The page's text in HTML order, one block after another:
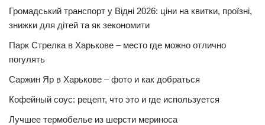
Громадський транспорт у Відні 2026: ціни на квитки, проїзні,
знижки для дітей та як зекономити
Парк Стрелка в Харькове – место где можно отлично
погулять
Саржин Яр в Харькове – фото и как добраться
Кофейный соус: рецепт, что это и где используется
Лучшее термобелье из шерсти мериноса